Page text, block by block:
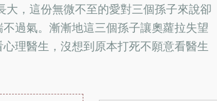
大，這份無微不至的愛對三個孫子來說卻
過氣。漸漸地這三個孫子讓奧蘿拉失望
理醫生，沒想到原本打死不願意看醫生